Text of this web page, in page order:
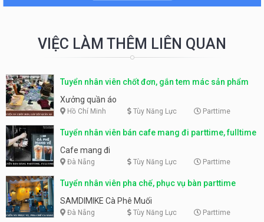
VIỆC LÀM THÊM LIÊN QUAN
Tuyển nhân viên chốt đơn, gắn tem mác sản phẩm
Xưởng quần áo
Hồ Chí Minh Tùy Năng Lực Parttime
Tuyển nhân viên bán cafe mang đi parttime, fulltime
Cafe mang đi
Đà Nẵng Tùy Năng Lực Parttime
Tuyển nhân viên pha chế, phục vụ bàn parttime
SAMDIMIKE Cà Phê Muối
Đà Nẵng Tùy Năng Lực Parttime